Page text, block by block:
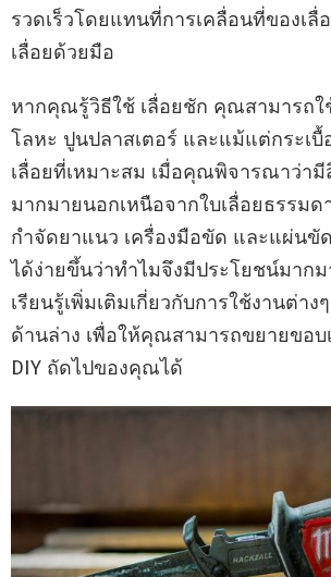
รวดเร็วโดยแทนที่การเคลื่อนที่ของเลื่
เลื่อยด้วยมือ
หากคุณรู้วิธีใช้ เลื่อยชัก คุณสามารถ
โลหะ ปูนปลาสเตอร์ และแม้แต่กระเบื้
เลื่อยที่เหมาะสม เมื่อคุณพิจารณาว่า
มากมายนอกเหนือจากใบเลื่อยธรรมด
กำจัดยาแนว เครื่องมือขัด และแผ่นขั
ได้ง่ายขึ้นว่าทำไมจึงมีประโยชน์มาก
เรียนรู้เพิ่มเติมเกี่ยวกับการใช้งานต่าง
ด้านล่าง เพื่อให้คุณสามารถขยายขอบ
DIY ถัดไปของคุณได้